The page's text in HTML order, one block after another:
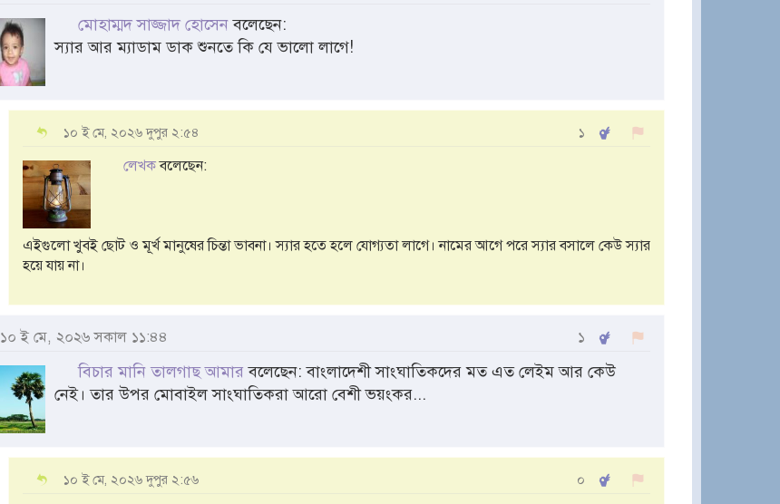
মোহাম্মদ সাজ্জাদ হোসেনবলেছেন:
স্যার আর ম্যাডাম ডাক শুনতে কি যে ভালো লাগে!
১০ ই মে, ২০২৬ দুপুর ২:৫৪ ১
লেখকবলেছেন:
এইগুলো খুবই ছোট ও মূর্খ মানুষের চিন্তা ভাবনা। স্যার হতে হলে যোগ্যতা লাগে। নামের আগে পরে স্যার বসালে কেউ স্যার
হয়ে যায় না।
১০ ই মে, ২০২৬ সকাল ১১:৪৪ ১
বিচার মানি তালগাছ আমার বলেছেন: বাংলাদেশী সাংঘাতিকদের মত এত লেইম আর কেউ
নেই। তার উপর মোবাইল সাংঘাতিকরা আরো বেশী ভয়ংকর...
১০ ই মে, ২০২৬ দুপুর ২:৫৬ ০